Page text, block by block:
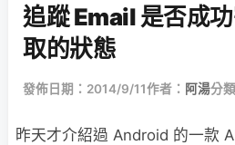
追蹤 Email 是否成
取的狀態
發佈日期：2014/9/11作者： 阿湯分
昨天才介紹過 Android 的一款